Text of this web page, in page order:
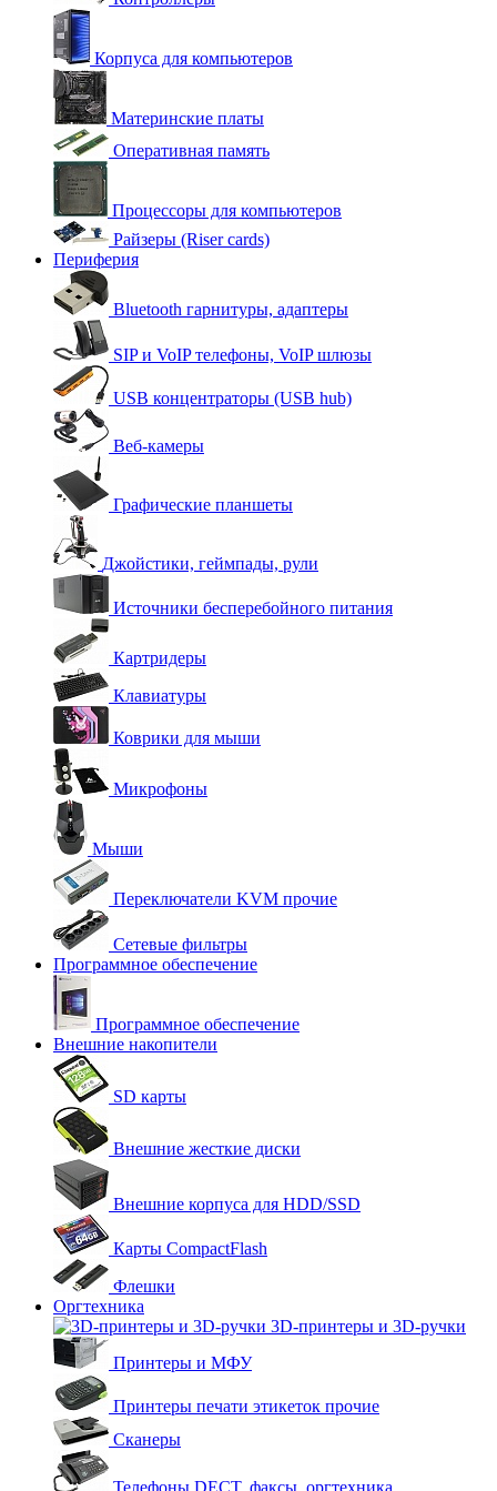
Корпуса для компьютеров
Материнские платы
Оперативная память
Процессоры для компьютеров
Райзеры (Riser cards)
Периферия
Bluetooth гарнитуры, адаптеры
SIP и VoIP телефоны, VoIP шлюзы
USB концентраторы (USB hub)
Веб-камеры
Графические планшеты
Джойстики, геймпады, рули
Источники бесперебойного питания
Картридеры
Клавиатуры
Коврики для мыши
Микрофоны
Мыши
Переключатели KVM прочие
Сетевые фильтры
Программное обеспечение
Программное обеспечение
Внешние накопители
SD карты
Внешние жесткие диски
Внешние корпуса для HDD/SSD
Карты CompactFlash
Флешки
Оргтехника
3D-принтеры и 3D-ручки
Принтеры и МФУ
Принтеры печати этикеток прочие
Сканеры
Телефоны DECT, факсы, оргтехника